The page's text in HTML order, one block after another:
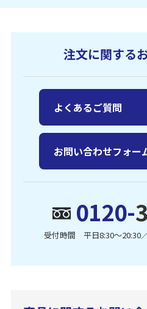
注文に関する
0120-
受付時間 平日8:30〜20:30
よくあるご質問
お問い合わせフォー